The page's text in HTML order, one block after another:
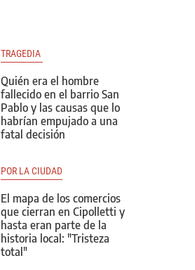
TRAGEDIA
Quién era el hombre
fallecido en el barrio San
Pablo y las causas que lo
habrían empujado a una
fatal decisión
POR LA CIUDAD
El mapa de los comercios
que cierran en Cipolletti y
hasta eran parte de la
historia local: "Tristeza
total"